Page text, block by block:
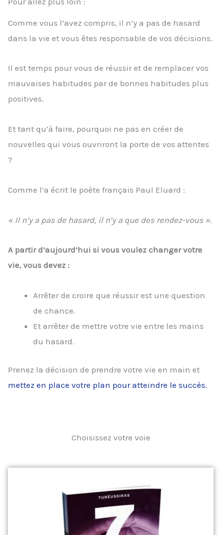
Comme vous l’avez compris, il n’y a pas de hasard
dans la vie et vous êtes responsable de vos décisions.
Il est temps pour vous de réussir et de remplacer vos
mauvaises habitudes par de bonnes habitudes plus
positives.
Et tant qu’à faire, pourquoi ne pas en créer de
nouvelles qui vous ouvriront la porte de vos attentes
?
Comme l’a écrit le poète français Paul Eluard :
« Il n’y a pas de hasard, il n’y a que des rendez-vous ».
A partir d’aujourd’hui si vous voulez changer votre
vie, vous devez :
Arrêter de croire que réussir est une question
de chance.
Et arrêter de mettre votre vie entre les mains
du hasard.
Prenez la décision de prendre votre vie en main et
mettez en place votre plan pour atteindre le succès.
Choisissez votre voie